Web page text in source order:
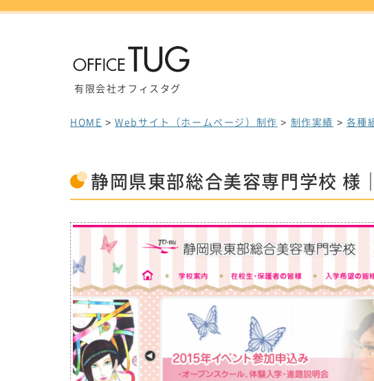
有限会社オフィスタグ
HOME >Webサイト（ホームページ）制作 > 制作実績 > 各種
静岡県東部総合美容専門学校 様